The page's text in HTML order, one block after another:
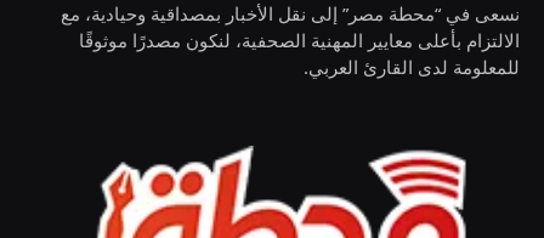
نسعى في “محطة مصر” إلى نقل الأخبار بمصداقية وحيادية، مع
الالتزام بأعلى معايير المهنية الصحفية، لنكون مصدرًا موثوقًا
للمعلومة لدى القارئ العربي.